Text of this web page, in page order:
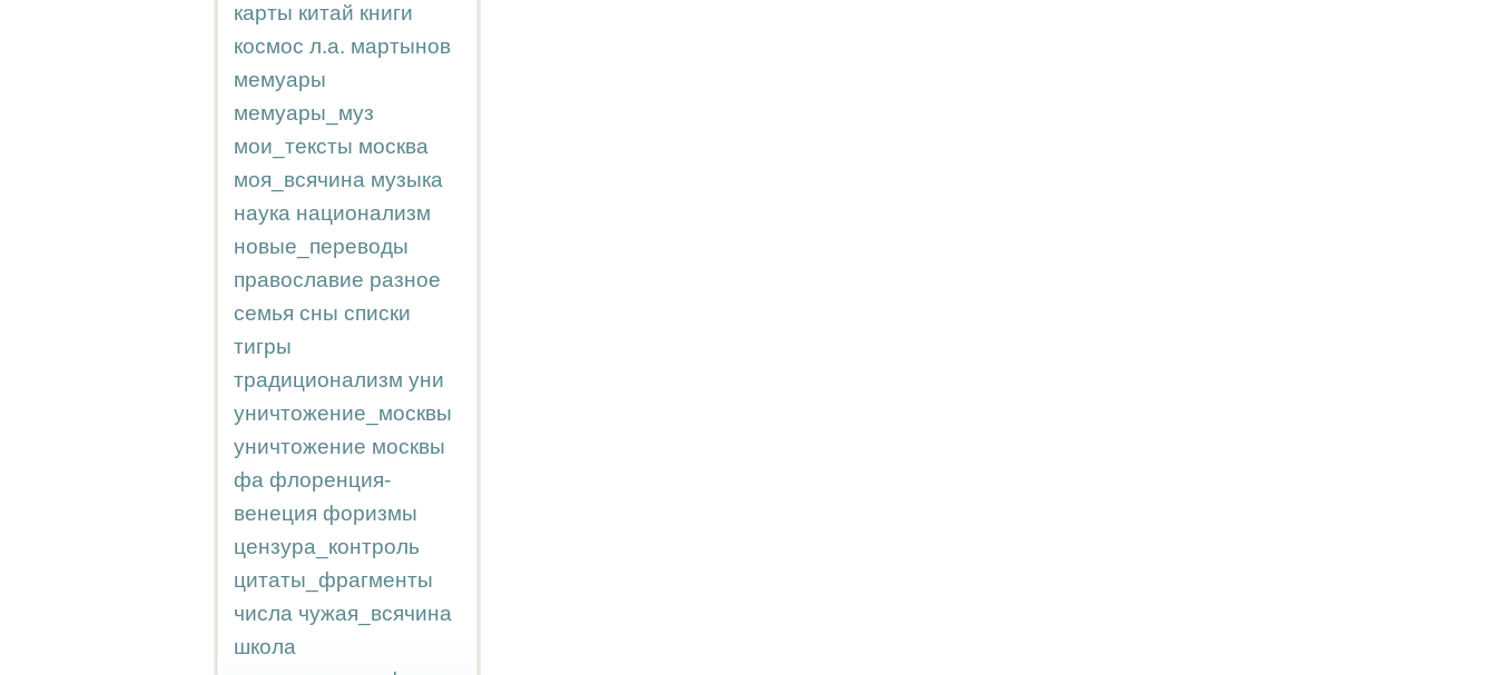
карты китай книги
космос л.а. мартынов
мемуары
мемуары_муз
мои_тексты москва
моя_всячина музыка
наука национализм
новые_переводы
православие разное
семья сны списки
тигры
традиционализм уни
уничтожение_москвы
уничтожение москвы
фа флоренция-
венеция форизмы
цензура_контроль
цитаты_фрагменты
числа чужая_всячина
школа